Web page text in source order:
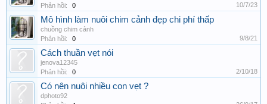
Phản hồi:
0 10/7/23
Mô hình làm nuôi chim cảnh đẹp chi phí thấp
chuồng chim cảnh
Phản hồi:
0 9/8/21
Cách thuần vẹt nói
jenova12345
Phản hồi:
0 2/10/18
Có nên nuôi nhiều con vẹt ?
dphoto92